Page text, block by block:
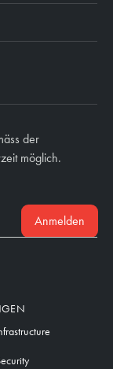
der
möglich.
Anmelden